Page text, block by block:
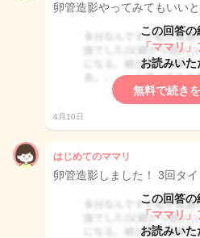
卵管造影やってみてもいい
この回答の
「ママリ」
お読みいた
無料で続き
4月10日
はじめてのママリ
卵管造影しました！ 3回タイ
この回答の
「ママリ」
お読みいた